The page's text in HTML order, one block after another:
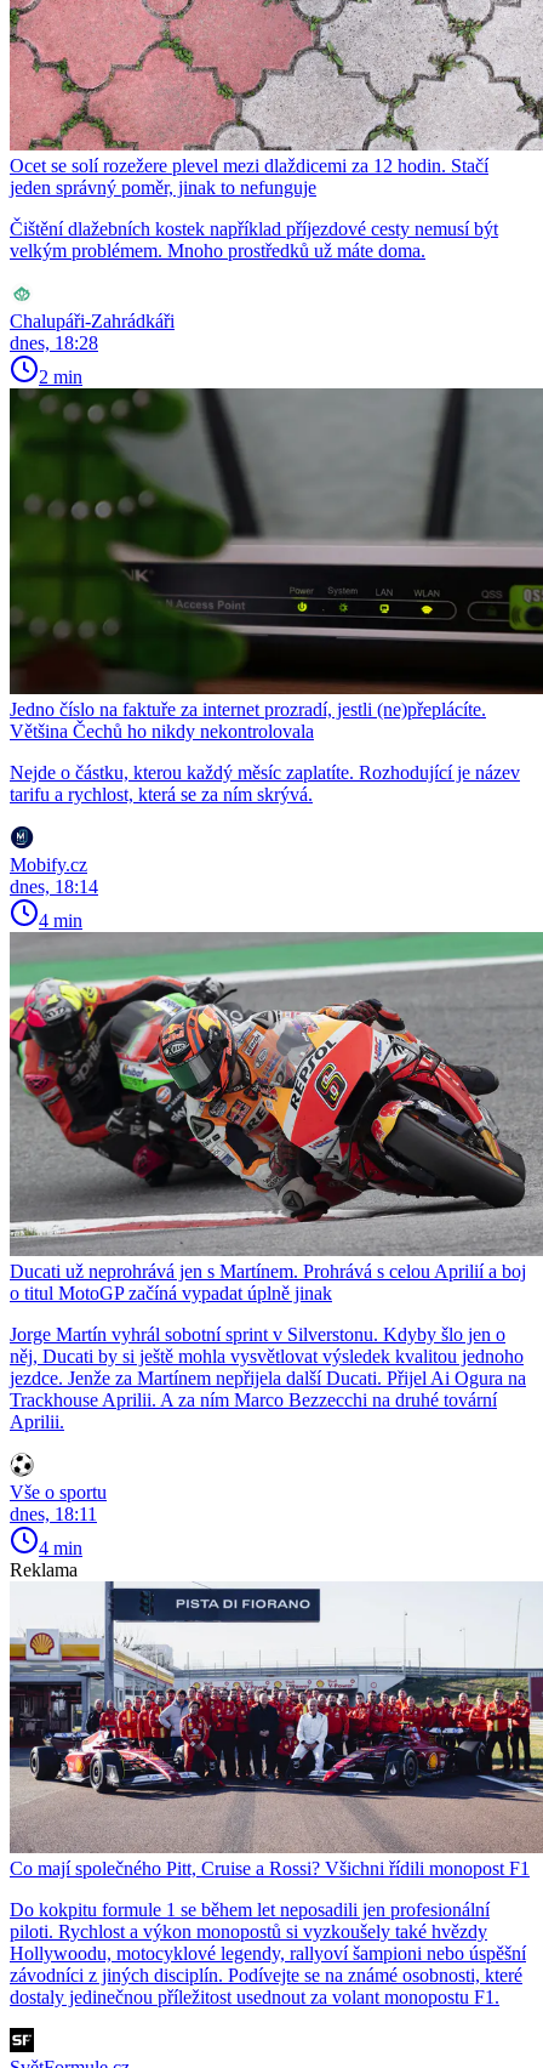
Ocet se solí rozežere plevel mezi dlaždicemi za 12 hodin. Stačí
jeden správný poměr, jinak to nefunguje
Čištění dlažebních kostek například příjezdové cesty nemusí být
velkým problémem. Mnoho prostředků už máte doma.
Chalupáři-Zahrádkáři
dnes, 18:28
2 min
Jedno číslo na faktuře za internet prozradí, jestli (ne)přeplácíte.
Většina Čechů ho nikdy nekontrolovala
Nejde o částku, kterou každý měsíc zaplatíte. Rozhodující je název
tarifu a rychlost, která se za ním skrývá.
Mobify.cz
dnes, 18:14
4 min
Ducati už neprohrává jen s Martínem. Prohrává s celou Aprilií a boj
o titul MotoGP začíná vypadat úplně jinak
Jorge Martín vyhrál sobotní sprint v Silverstonu. Kdyby šlo jen o
něj, Ducati by si ještě mohla vysvětlovat výsledek kvalitou jednoho
jezdce. Jenže za Martínem nepřijela další Ducati. Přijel Ai Ogura na
Trackhouse Aprilii. A za ním Marco Bezzecchi na druhé tovární
Aprilii.
Vše o sportu
dnes, 18:11
4 min
Reklama
Co mají společného Pitt, Cruise a Rossi? Všichni řídili monopost F1
Do kokpitu formule 1 se během let neposadili jen profesionální
piloti. Rychlost a výkon monopostů si vyzkoušely také hvězdy
Hollywoodu, motocyklové legendy, rallyoví šampioni nebo úspěšní
závodníci z jiných disciplín. Podívejte se na známé osobnosti, které
dostaly jedinečnou příležitost usednout za volant monopostu F1.